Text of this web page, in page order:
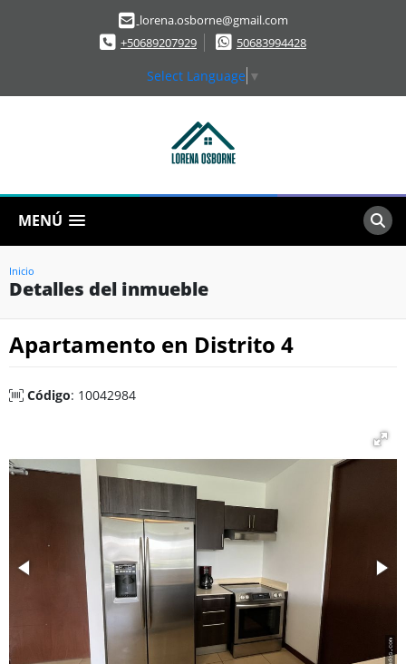
lorena.osborne@gmail.com
+50689207929
50683994428
Select Language ▼
MENÚ
Inicio
Detalles del inmueble
Apartamento en Distrito 4
Código: 10042984